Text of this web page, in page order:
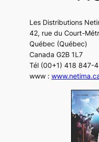
Les Distributions
42, rue du Court-
Québec (Québec)
Canada G2B 1L7
Tél (00+1) 418 847-
www :